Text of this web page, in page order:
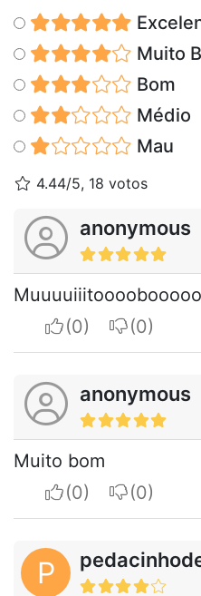
Muito
Bom
Médio
Mau
4.44/5, 18 votos
anonymous
I apreciateI do not
anonymous
Muito bom
I apreciateI do not
P